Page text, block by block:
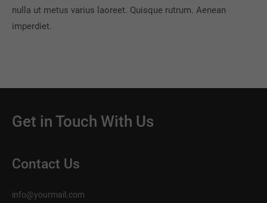
nulla ut metus varius laoreet. Quisque rutrum. Aenean
imperdiet.
Get in Touch With Us
Contact Us
info@yourmail.com